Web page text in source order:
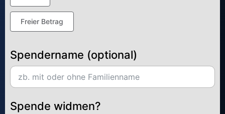
Freier Betrag
Spendername (optional)
Spende widmen?